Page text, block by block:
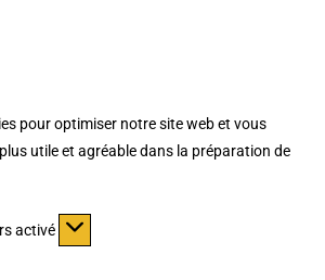
pour optimiser notre site web et vous
utile et agréable dans la préparation de
activé